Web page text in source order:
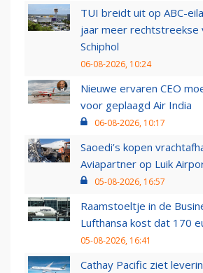
TUI breidt uit op ABC-
jaar meer rechtstreekse
Schiphol
06-08-2026, 10:24
Nieuwe ervaren CEO
voor geplaagd Air India
06-08-2026, 10:17
Saoedi’s kopen
Aviapartner op Luik
05-08-2026, 16:57
Raamstoeltje in de
Lufthansa kost dat 170
05-08-2026, 16:41
Cathay Pacific ziet